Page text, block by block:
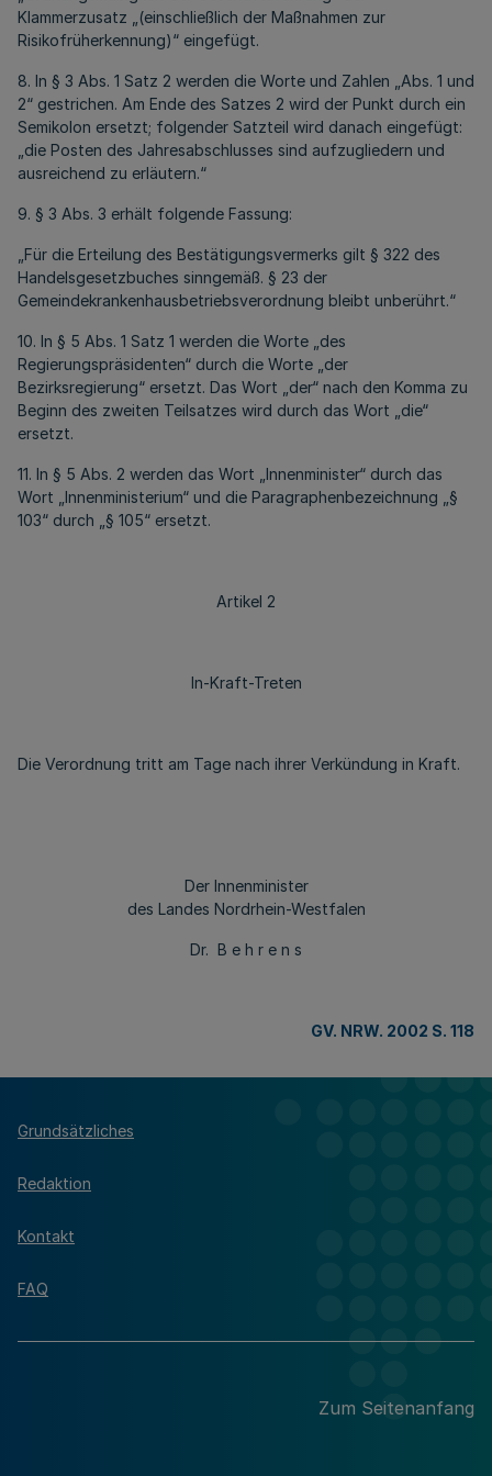
Klammerzusatz „(einschließlich der Maßnahmen zur
Risikofrüherkennung)“ eingefügt.
8. In § 3 Abs. 1 Satz 2 werden die Worte und Zahlen „Abs. 1 und
2“ gestrichen. Am Ende des Satzes 2 wird der Punkt durch ein
Semikolon ersetzt; folgender Satzteil wird danach eingefügt:
„die Posten des Jahresabschlusses sind aufzugliedern und
ausreichend zu erläutern.“
9. § 3 Abs. 3 erhält folgende Fassung:
„Für die Erteilung des Bestätigungsvermerks gilt § 322 des
Handelsgesetzbuches sinngemäß. § 23 der
Gemeindekrankenhausbetriebsverordnung bleibt unberührt.“
10. In § 5 Abs. 1 Satz 1 werden die Worte „des
Regierungspräsidenten“ durch die Worte „der
Bezirksregierung“ ersetzt. Das Wort „der“ nach den Komma zu
Beginn des zweiten Teilsatzes wird durch das Wort „die“
ersetzt.
11. In § 5 Abs. 2 werden das Wort „Innenminister“ durch das
Wort „Innenministerium“ und die Paragraphenbezeichnung „§
103“ durch „§ 105“ ersetzt.
Artikel 2
In-Kraft-Treten
Die Verordnung tritt am Tage nach ihrer Verkündung in Kraft.
Der Innenminister
des Landes Nordrhein-Westfalen
Dr. B e h r e n s
GV. NRW. 2002 S. 118
Grundsätzliches
Redaktion
Kontakt
FAQ
Zum Seitenanfang